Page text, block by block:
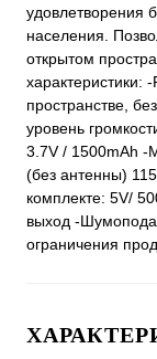
удовлетворения
населения.
открытом
характеристики:
пространстве,
уровень
3.7V / 1500mAh -
(без антенны)
комплекте: 5V/
выход -
ограничения